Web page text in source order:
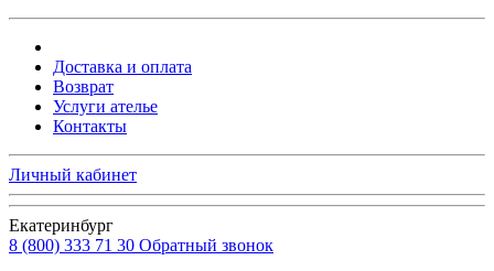
Доставка и оплата
Возврат
Услуги ателье
Контакты
Личный кабинет
Екатеринбург
8 (800) 333 71 30 Обратный звонок